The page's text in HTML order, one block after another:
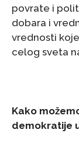
povrate i
dobara i
vrednosti
celog sveta
Kako
demokratije